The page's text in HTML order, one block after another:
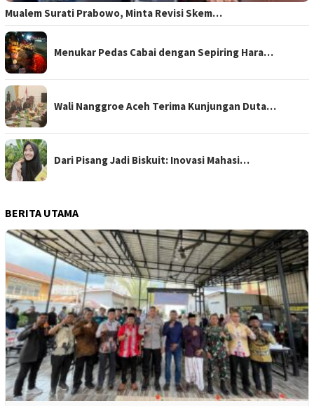
Mualem Surati Prabowo, Minta Revisi Skem…
Menukar Pedas Cabai dengan Sepiring Hara…
Wali Nanggroe Aceh Terima Kunjungan Duta…
Dari Pisang Jadi Biskuit: Inovasi Mahasi…
BERITA UTAMA